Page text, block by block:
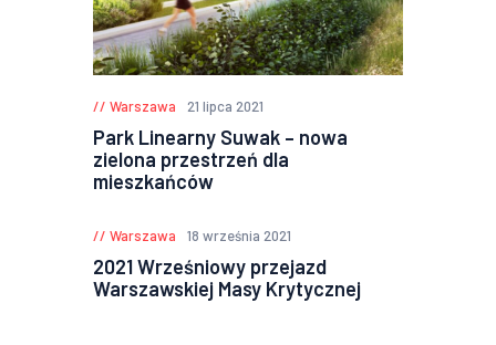
Warszawa 21 lipca 2021
Park Linearny Suwak – nowa
zielona przestrzeń dla
mieszkańców
Warszawa 18 września 2021
2021 Wrześniowy przejazd
Warszawskiej Masy Krytycznej